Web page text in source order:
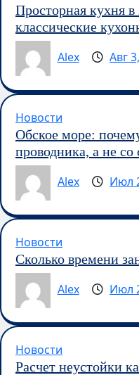
Просторная кухня
классические
Alex
Авг
Новости
Обское море:
проводника, а не со
Alex
Июл
Новости
Сколько времени
Alex
Июл
Новости
Расчет неустойки